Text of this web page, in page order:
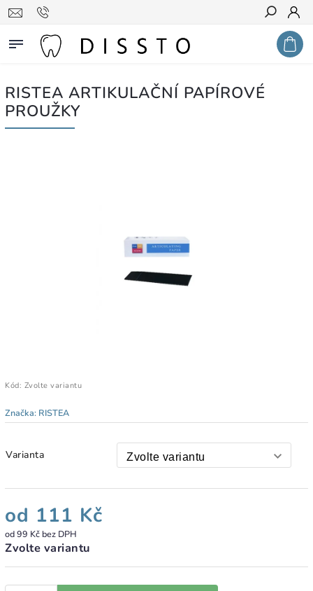
Hledat
RISTEA ARTIKULAČNÍ PAPÍROVÉ
PROUŽKY
Kód: Zvolte variantu
Značka: RISTEA
Varianta
od 111 Kč
od99 Kč bez DPH
Zvolte variantu